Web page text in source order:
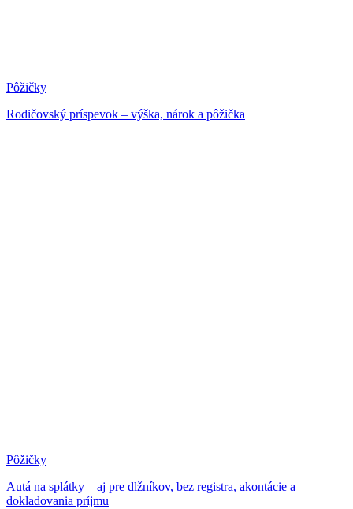
Pôžičky
Rodičovský príspevok – výška, nárok a pôžička
Pôžičky
Autá na splátky – aj pre dlžníkov, bez registra, akontácie a
dokladovania príjmu